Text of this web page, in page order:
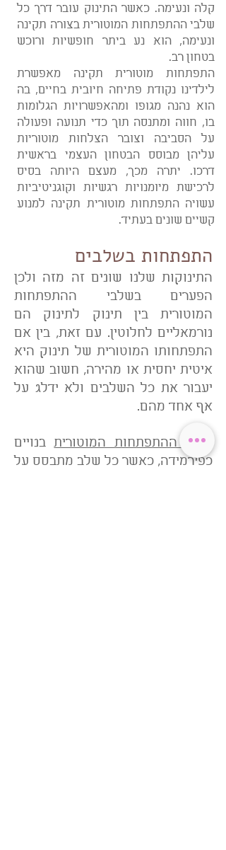
קלה ונעימה. כאשר התינוק עובר דרך כל
שלבי ההתפתחות המוטורית בצורה תקינה
ונעימה, הוא נע ביתר חופשיות ורוכש
בטחון רב.
התפתחות מוטורית תקינה מאפשרת
לילדינו נקודת פתיחה חיובית בחיים, בה
הוא נהנה מגופו ומהאפשרויות הגלומות
בו, חווה ומתנסה תוך כדי תנועה ופעולה
על הסביבה וצובר הצלחות מוטוריות
עליהן מבוסס הבטחון העצמי בראשית
דרכו. יתרה מכך, מעצם היותה בסיס
לרכישת מיומנויות רגשיות וקוגניטיביות
עשויה התפתחות מוטורית תקינה למנוע
קשיים שונים בעתיד.
התפתחות בשלבים
התינוקות שלנו שונים זה מזה ולכן
הפערים בשלבי ההתפתחות
המוטורית בין תינוק לתינוק הם
נורמאליים לחלוטין. עם זאת, בין אם
התפתחותו המוטורית של תינוק היא
איטית יחסית או מהירה, חשוב שהוא
יעבור את כל השלבים ולא ידלג על
אף אחד מהם.
שלבי ההתפתחות המוטוריתבנויים
כפירמידה, כאשר כל שלב מתבסס על